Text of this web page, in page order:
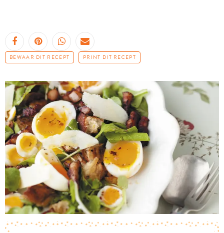
BEWAAR DIT RECEPT PRINT DIT RECEPT